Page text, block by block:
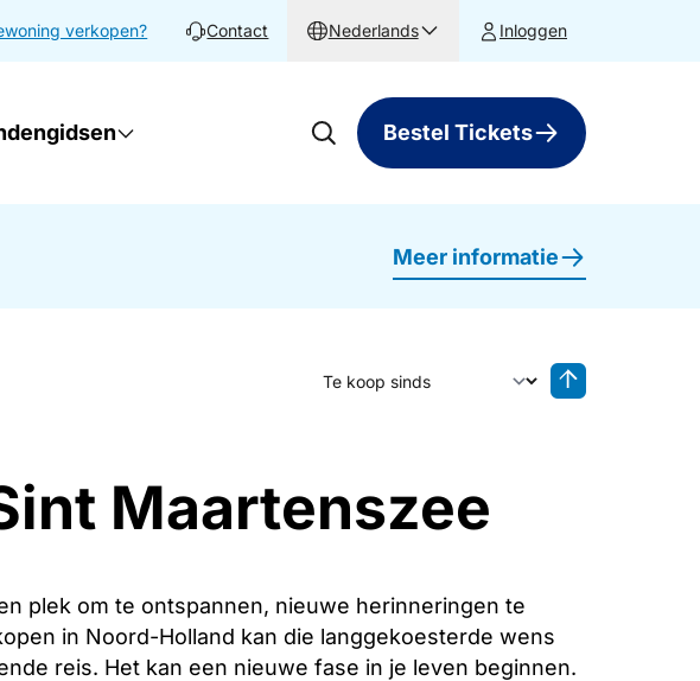
verkopen? Contact Nederlands Inloggen
Bestel Tickets
Meer informatie
Sorteer op
Maartenszee
plek om te ontspannen, nieuwe herinneringen te
in Noord-Holland kan die langgekoesterde wens
reis. Het kan een nieuwe fase in je leven beginnen.